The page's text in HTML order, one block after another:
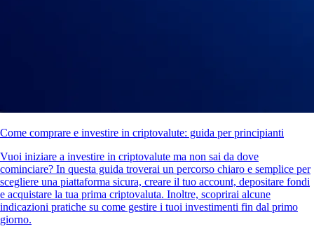
Come comprare e investire in criptovalute: guida per principianti
Vuoi iniziare a investire in criptovalute ma non sai da dove
cominciare? In questa guida troverai un percorso chiaro e semplice per
scegliere una piattaforma sicura, creare il tuo account, depositare fondi
e acquistare la tua prima criptovaluta. Inoltre, scoprirai alcune
indicazioni pratiche su come gestire i tuoi investimenti fin dal primo
giorno.